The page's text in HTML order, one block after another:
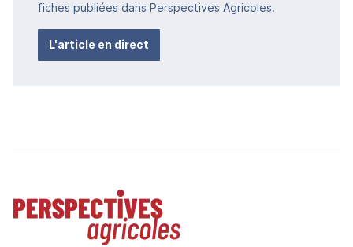
fiches publiées dans Perspectives Agricoles.
L'article en direct